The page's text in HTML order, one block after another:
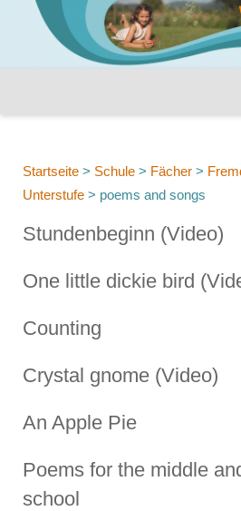
Startseite > Schule > Fächer >
Unterstufe > poems and songs
Stundenbeginn (Video)
One little dickie bird
Counting
Crystal gnome (Video)
An Apple Pie
Poems for the middle
school